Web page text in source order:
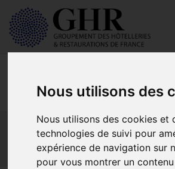
Nous utilisons des
Nous utilisons des cookies et
technologies de suivi pour
expérience de navigation sur
pour vous montrer un contenu
Europe &
Actualités
Plateformes en ligne
Economie collaborative
Innovation
Mon Parc Num
Informatique